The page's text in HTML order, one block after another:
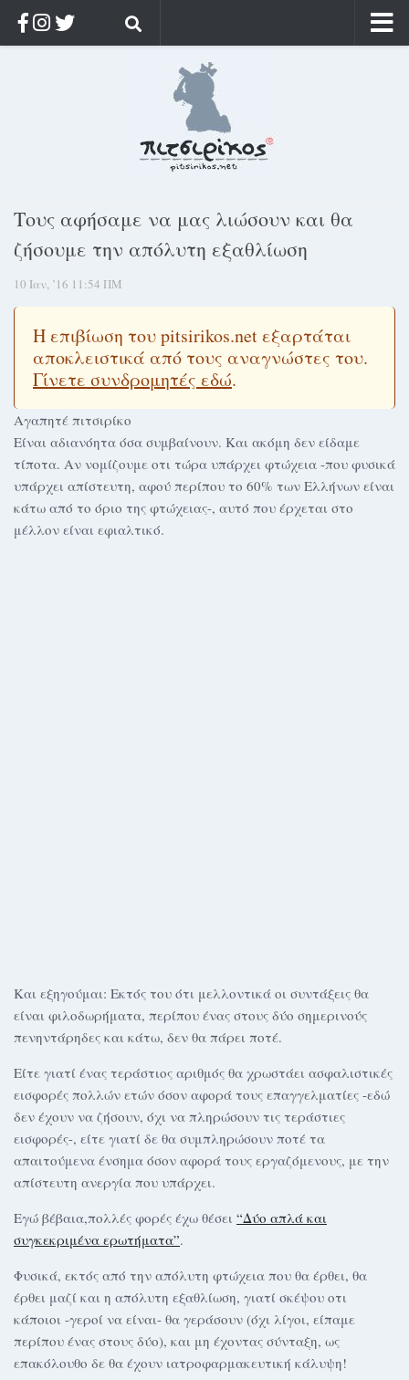
Στοχασμοί & αποφθέγματα
Διαφήμιση
Γίνετε συνδρομητής
Log in
Τους αφήσαμε να μας λιώσουν και θα
ζήσουμε την απόλυτη εξαθλίωση
10 Ιαν, ’16 11:54 ΠΜ
Η επιβίωση του pitsirikos.net εξαρτάται
αποκλειστικά από τους αναγνώστες του.
Γίνετε συνδρομητές εδώ.
Αγαπητέ πιτσιρίκο
Είναι αδιανόητα όσα συμβαίνουν. Και ακόμη δεν είδαμε
τίποτα. Αν νομίζουμε οτι τώρα υπάρχει φτώχεια -που φυσικά
υπάρχει απίστευτη, αφού περίπου το 60% των Ελλήνων είναι
κάτω από το όριο της φτώχειας-, αυτό που έρχεται στο
μέλλον είναι εφιαλτικό.
Και εξηγούμαι: Εκτός του ότι μελλοντικά οι συντάξεις θα
είναι φιλοδωρήματα, περίπου ένας στους δύο σημερινούς
πενηντάρηδες και κάτω, δεν θα πάρει ποτέ.
Είτε γιατί ένας τεράστιος αριθμός θα χρωστάει ασφαλιστικές
εισφορές πολλών ετών όσον αφορά τους επαγγελματίες -εδώ
δεν έχουν να ζήσουν, όχι να πληρώσουν τις τεράστιες
εισφορές-, είτε γιατί δε θα συμπληρώσουν ποτέ τα
απαιτούμενα ένσημα όσον αφορά τους εργαζόμενους, με την
απίστευτη ανεργία που υπάρχει.
Εγώ βέβαια,πολλές φορές έχω θέσει “Δύο απλά και
συγκεκριμένα ερωτήματα”.
Φυσικά, εκτός από την απόλυτη φτώχεια που θα έρθει, θα
έρθει μαζί και η απόλυτη εξαθλίωση, γιατί σκέψου οτι
κάποιοι -γεροί να είναι- θα γεράσουν (όχι λίγοι, είπαμε
περίπου ένας στους δύο), και μη έχοντας σύνταξη, ως
επακόλουθο δε θα έχουν ιατροφαρμακευτική κάλυψη!